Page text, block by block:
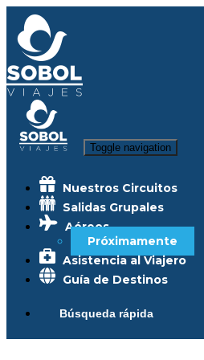
Toggle navigation
Nuestros Circuitos
Salidas Grupales
Aéreos
Próximamente
Asistencia al Viajero
Guía de Destinos
Búsqueda rápida